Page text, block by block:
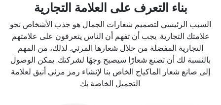
بناء التعرف على العلامة التجارية
السبب الرئيسي لتصميم شعارات الجمال هو جذب الأشخاص نحو
علامتك التجارية. يجب أن تفهم أن الناس يتعرفون على علامتهم
التجارية المفضلة من خلال شعارها المرئي. لذلك، من المهم
بالنسبة لك أن تصنع شعارًا سيصبح وجهًا لشركتك. يمكن الوصول
إلى صانع شعار الماكياج الخاص بنا لإنشاء رمز مرئي أنيق لعلامة
التجميل الخاصة بك.